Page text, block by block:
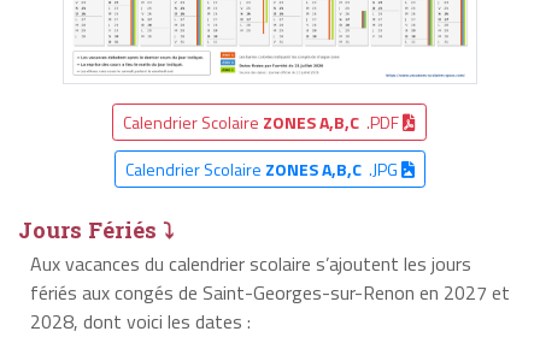
Calendrier Scolaire ZONES A,B,C .PDF
Calendrier Scolaire ZONES A,B,C.JPG
Jours Fériés ⤵
Aux vacances du calendrier scolaire s’ajoutent les jours
fériés aux congés de Saint-Georges-sur-Renon en 2027 et
2028, dont voici les dates :